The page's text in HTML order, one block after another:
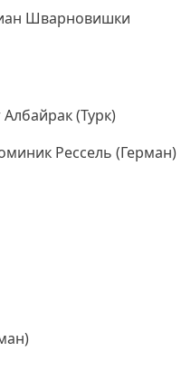
Шварновишки
(Турк)
Рессель (Герман)